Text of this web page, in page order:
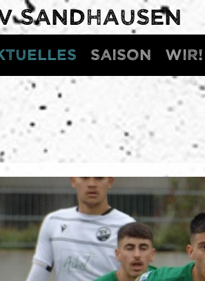
SANDHAUSEN
Saison WIR!